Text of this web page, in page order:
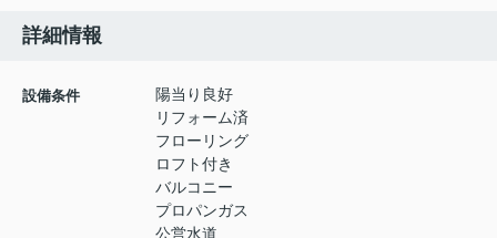
詳細情報
設備条件
陽当り良好
リフォーム済
フローリング
ロフト付き
バルコニー
プロパンガス
公営水道